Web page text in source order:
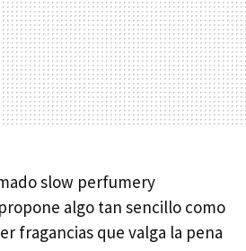
slow perfumery
algo tan sencillo como
fragancias que valga la pena